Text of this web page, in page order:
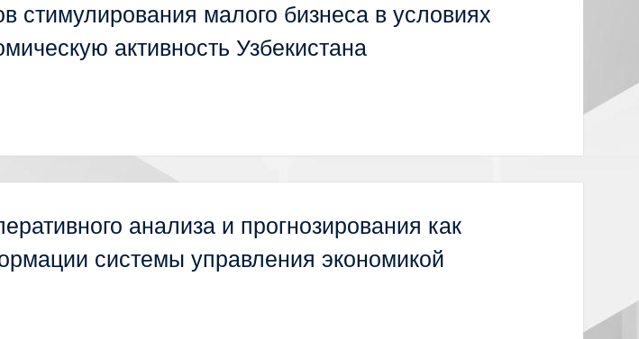
стимулирования малого бизнеса в условиях
активность Узбекистана
анализа и прогнозирования как
системы управления экономикой